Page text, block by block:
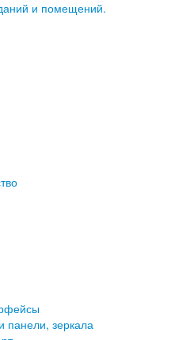
и помещений.
панели, зеркала